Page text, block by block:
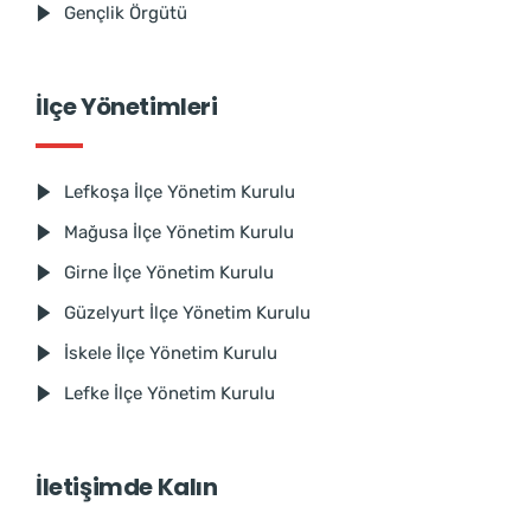
Gençlik Örgütü
İlçe Yönetimleri
Lefkoşa İlçe Yönetim Kurulu
Mağusa İlçe Yönetim Kurulu
Girne İlçe Yönetim Kurulu
Güzelyurt İlçe Yönetim Kurulu
İskele İlçe Yönetim Kurulu
Lefke İlçe Yönetim Kurulu
İletişimde Kalın